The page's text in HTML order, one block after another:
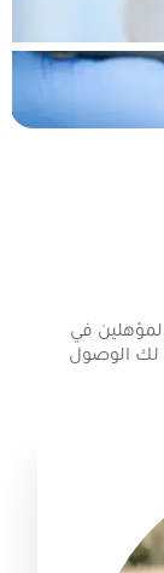
في
لك الوصول